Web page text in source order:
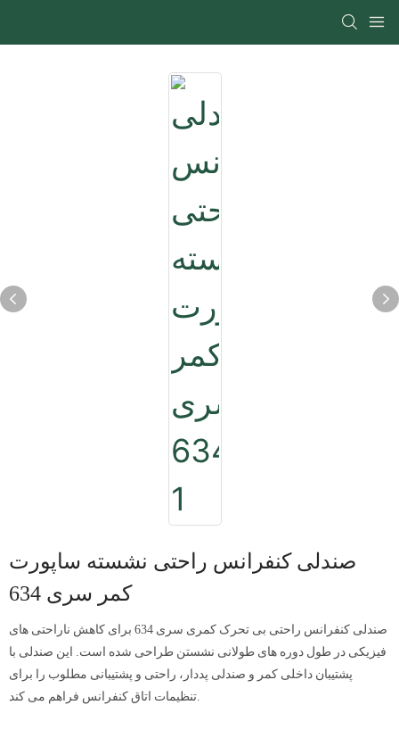
صندلی کنفرانس راحتی نشسته ساپورت
کمر سری 634
صندلی کنفرانس راحتی بی تحرک کمری سری 634 برای کاهش ناراحتی های
فیزیکی در طول دوره های طولانی نشستن طراحی شده است. این صندلی با
پشتیبان داخلی کمر و صندلی پددار، راحتی و پشتیبانی مطلوب را برای
تنظیمات اتاق کنفرانس فراهم می کند.